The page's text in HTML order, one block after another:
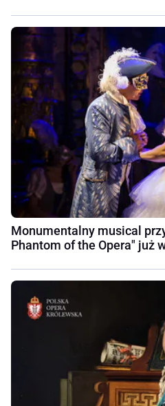
Monumentalny musical
Phantom of the Opera" już